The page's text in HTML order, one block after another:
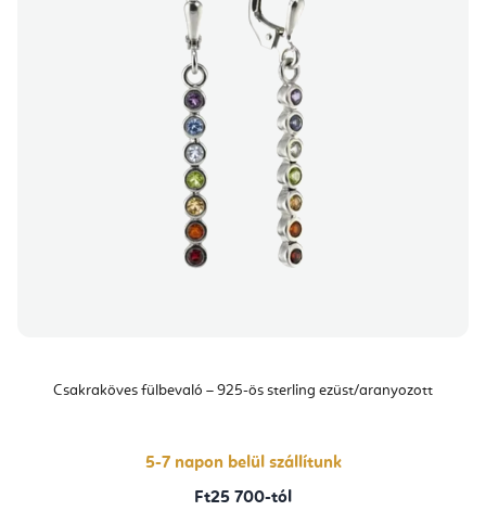
Csakraköves fülbevaló – 925-ös sterling ezüst/aranyozott
5-7 napon belül szállítunk
Ft25 700-tól